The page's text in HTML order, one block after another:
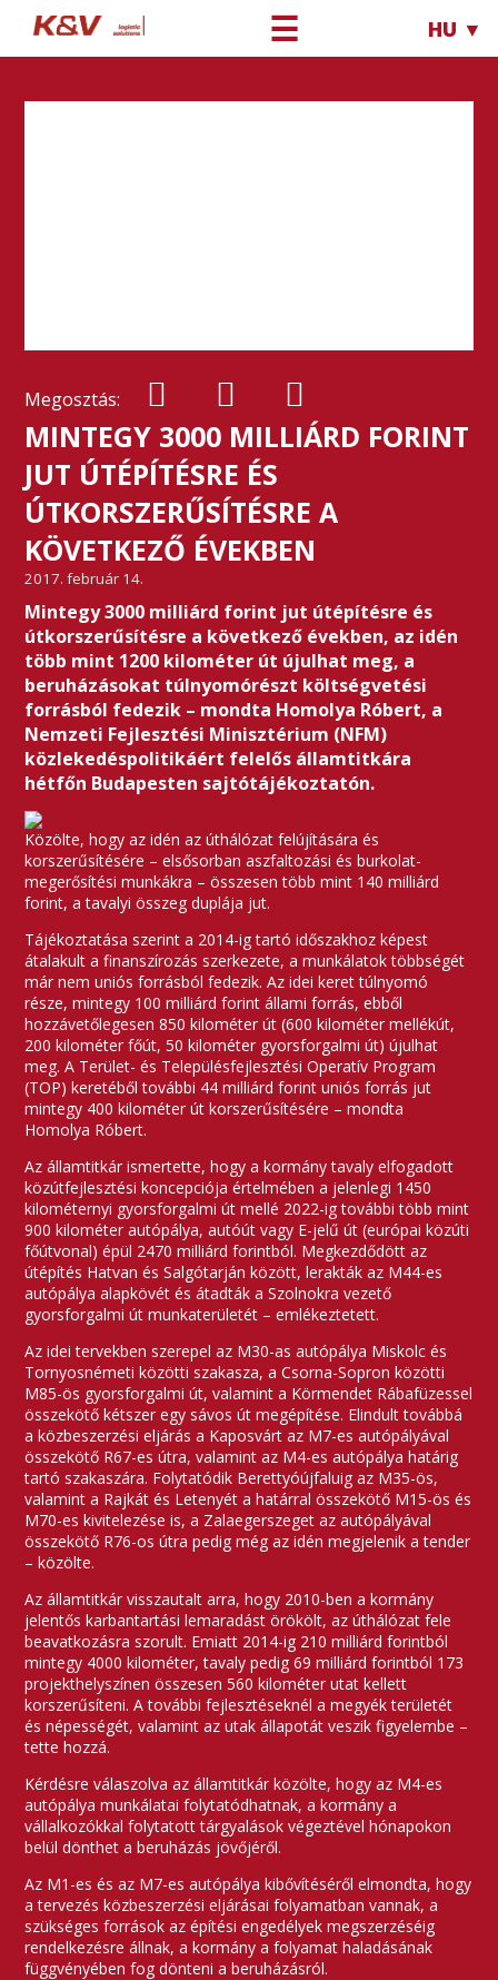
☰ HU ▼
Megosztás:
MINTEGY 3000 MILLIÁRD FORINT
JUT ÚTÉPÍTÉSRE ÉS
ÚTKORSZERŰSÍTÉSRE A
KÖVETKEZŐ ÉVEKBEN
2017. február 14.
Mintegy 3000 milliárd forint jut útépítésre és
útkorszerűsítésre a következő években, az idén
több mint 1200 kilométer út újulhat meg, a
beruházásokat túlnyomórészt költségvetési
forrásból fedezik – mondta Homolya Róbert, a
Nemzeti Fejlesztési Minisztérium (NFM)
közlekedéspolitikáért felelős államtitkára
hétfőn Budapesten sajtótájékoztatón.
Közölte, hogy az idén az úthálózat felújítására és
korszerűsítésére – elsősorban aszfaltozási és burkolat-
megerősítési munkákra – összesen több mint 140 milliárd
forint, a tavalyi összeg duplája jut.
Tájékoztatása szerint a 2014-ig tartó időszakhoz képest
átalakult a finanszírozás szerkezete, a munkálatok többségét
már nem uniós forrásból fedezik. Az idei keret túlnyomó
része, mintegy 100 milliárd forint állami forrás, ebből
hozzávetőlegesen 850 kilométer út (600 kilométer mellékút,
200 kilométer főút, 50 kilométer gyorsforgalmi út) újulhat
meg. A Terület- és Településfejlesztési Operatív Program
(TOP) keretéből további 44 milliárd forint uniós forrás jut
mintegy 400 kilométer út korszerűsítésére – mondta
Homolya Róbert.
Az államtitkár ismertette, hogy a kormány tavaly elfogadott
közútfejlesztési koncepciója értelmében a jelenlegi 1450
kilométernyi gyorsforgalmi út mellé 2022-ig további több mint
900 kilométer autópálya, autóút vagy E-jelű út (európai közúti
főútvonal) épül 2470 milliárd forintból. Megkezdődött az
útépítés Hatvan és Salgótarján között, lerakták az M44-es
autópálya alapkövét és átadták a Szolnokra vezető
gyorsforgalmi út munkaterületét – emlékeztetett.
Az idei tervekben szerepel az M30-as autópálya Miskolc és
Tornyosnémeti közötti szakasza, a Csorna-Sopron közötti
M85-ös gyorsforgalmi út, valamint a Körmendet Rábafüzessel
összekötő kétszer egy sávos út megépítése. Elindult továbbá
a közbeszerzési eljárás a Kaposvárt az M7-es autópályával
összekötő R67-es útra, valamint az M4-es autópálya határig
tartó szakaszára. Folytatódik Berettyóújfaluig az M35-ös,
valamint a Rajkát és Letenyét a határral összekötő M15-ös és
M70-es kivitelezése is, a Zalaegerszeget az autópályával
összekötő R76-os útra pedig még az idén megjelenik a tender
– közölte.
Az államtitkár visszautalt arra, hogy 2010-ben a kormány
jelentős karbantartási lemaradást örökölt, az úthálózat fele
beavatkozásra szorult. Emiatt 2014-ig 210 milliárd forintból
mintegy 4000 kilométer, tavaly pedig 69 milliárd forintból 173
projekthelyszínen összesen 560 kilométer utat kellett
korszerűsíteni. A további fejlesztéseknél a megyék területét
és népességét, valamint az utak állapotát veszik figyelembe –
tette hozzá.
Kérdésre válaszolva az államtitkár közölte, hogy az M4-es
autópálya munkálatai folytatódhatnak, a kormány a
vállalkozókkal folytatott tárgyalások végeztével hónapokon
belül dönthet a beruházás jövőjéről.
Az M1-es és az M7-es autópálya kibővítéséről elmondta, hogy
a tervezés közbeszerzési eljárásai folyamatban vannak, a
szükséges források az építési engedélyek megszerzéséig
rendelkezésre állnak, a kormány a folyamat haladásának
függvényében fog dönteni a beruházásról.